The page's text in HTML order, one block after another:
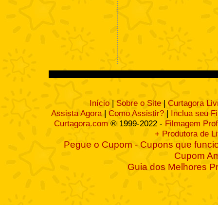
Início | Sobre o Site | Curtagora
Assista Agora| Como Assistir? | Inclua seu
Curtagora.com ® 1999-2022 - Filmagem
+ Produtora de
Pegue o Cupom - Cupons que
Cupom
Guia dos Melhores